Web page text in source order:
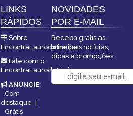
LINKS
RÁPIDOS
Sobre
EncontraLaurodeFreitas
Fale com o
EncontraLaurodeFreitas
ANUNCIE:
Com
destaque |
Grátis
NOVIDADES
POR E-MAIL
Receba grátis as
principais notícias,
dicas e promoções